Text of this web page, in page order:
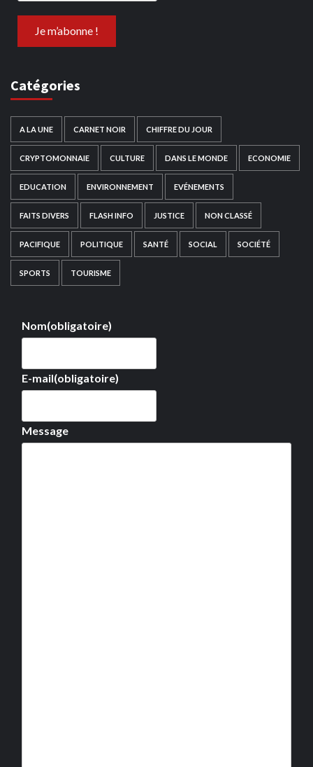
Catégories
A LA UNE CARNET NOIR CHIFFRE DU JOUR
CRYPTOMONNAIE CULTURE DANS LE MONDE ECONOMIE
EDUCATION ENVIRONNEMENT EVÉNEMENTS
FAITS DIVERS FLASH INFO JUSTICE NON CLASSÉ
PACIFIQUE POLITIQUE SANTÉ SOCIAL SOCIÉTÉ
SPORTS TOURISME
Nom(obligatoire)
E-mail(obligatoire)
Message